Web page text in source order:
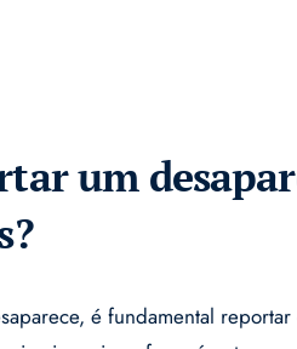
um
é fundamental